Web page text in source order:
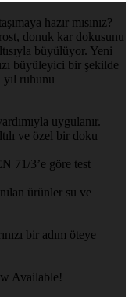
hazır mısınız?
donuk kar dokusunu
büyülüyor. Yeni
büyüleyici bir şekilde
ruhunu
uygulanır.
ve özel bir doku
71/3’e göre test
ürünler su ve
bir adım öteye
Available!